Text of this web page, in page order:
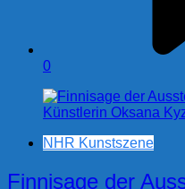
0
NHR Kunstszene
Finnisage der